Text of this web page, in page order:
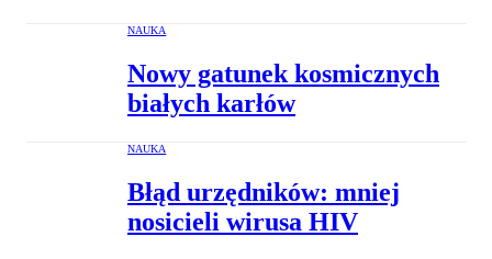
NAUKA
Nowy gatunek kosmicznych
białych karłów
NAUKA
Błąd urzędników: mniej
nosicieli wirusa HIV